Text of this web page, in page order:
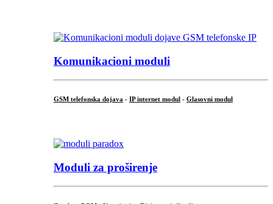
Komunikacioni moduli
GSM telefonska dojava - IP internet modul - Glasovni modul
Moduli za proširenje